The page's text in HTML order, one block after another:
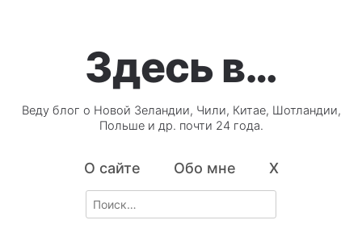
Здесь в…
Веду блог о Новой Зеландии, Чили, Китае, Шотландии,
Польше и др. почти 24 года.
О сайте Обо мне X
Search
for: